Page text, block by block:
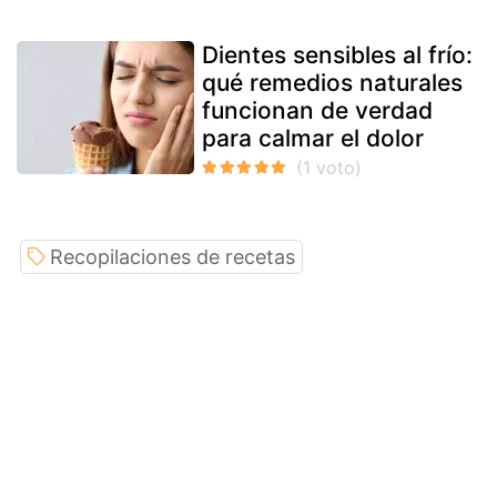
Dientes sensibles al frío:
qué remedios naturales
funcionan de verdad
para calmar el dolor
Recopilaciones de recetas